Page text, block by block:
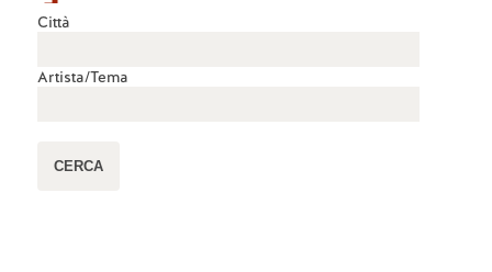
Città
Artista/Tema